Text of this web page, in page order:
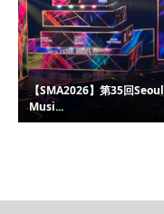
【SMA2026】第35回Seoul
Musi...